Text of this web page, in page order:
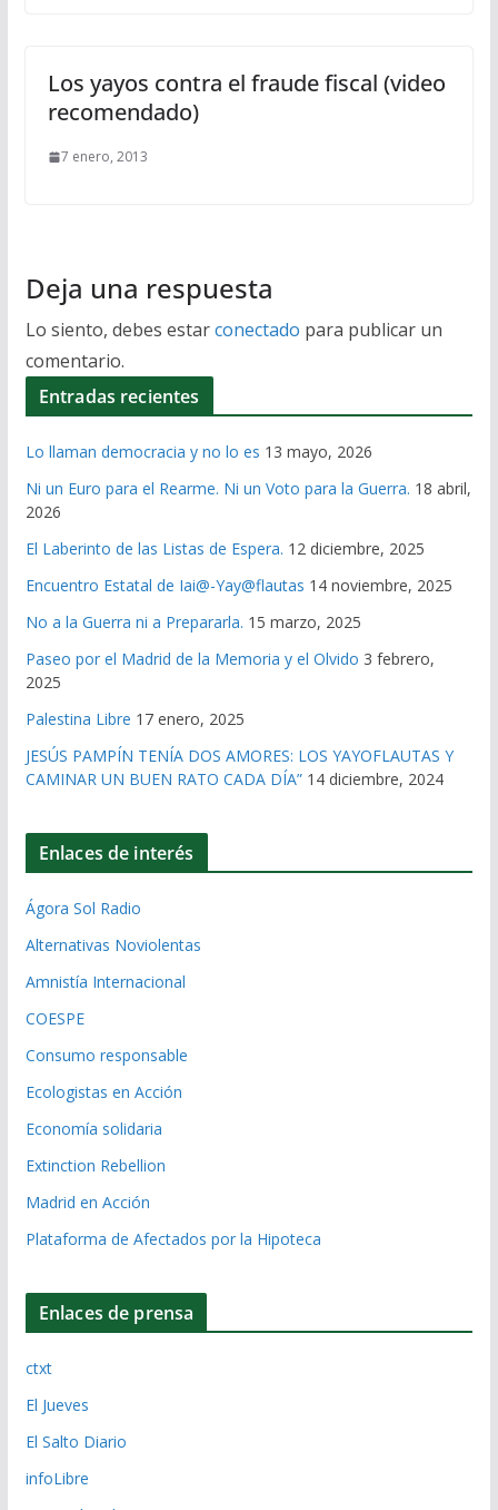
Los yayos contra el fraude fiscal (video
recomendado)
7 enero, 2013
Deja una respuesta
Lo siento, debes estarconectado para publicar un
comentario.
Entradas recientes
Lo llaman democracia y no lo es 13 mayo, 2026
Ni un Euro para el Rearme. Ni un Voto para la Guerra. 18 abril,
2026
El Laberinto de las Listas de Espera. 12 diciembre, 2025
Encuentro Estatal de Iai@-Yay@flautas 14 noviembre, 2025
No a la Guerra ni a Prepararla. 15 marzo, 2025
Paseo por el Madrid de la Memoria y el Olvido 3 febrero,
2025
Palestina Libre 17 enero, 2025
JESÚS PAMPÍN TENÍA DOS AMORES: LOS YAYOFLAUTAS Y
CAMINAR UN BUEN RATO CADA DÍA” 14 diciembre, 2024
Enlaces de interés
Ágora Sol Radio
Alternativas Noviolentas
Amnistía Internacional
COESPE
Consumo responsable
Ecologistas en Acción
Economía solidaria
Extinction Rebellion
Madrid en Acción
Plataforma de Afectados por la Hipoteca
Enlaces de prensa
ctxt
El Jueves
El Salto Diario
infoLibre